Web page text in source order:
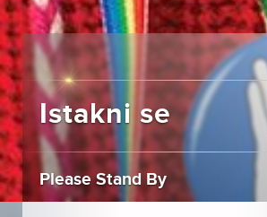
Istakni se
Please Stand By